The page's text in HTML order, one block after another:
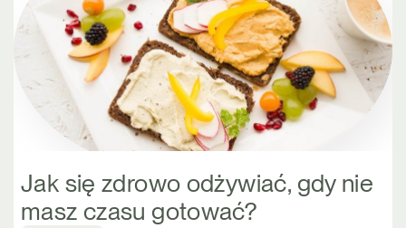
Jak się zdrowo odżywiać, gdy nie
masz czasu gotować?